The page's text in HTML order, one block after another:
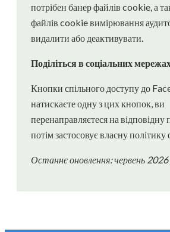
потрібен банер файлів cookie, а
файлів cookie вимірювання
видалити або деактивувати.
Поділіться в соціальних
Кнопки спільного доступу до
натискаєте одну з цих кнопок, ви
перенаправляєтеся на відповідну
потім застосовує власну
Останнє оновлення: червень 2026